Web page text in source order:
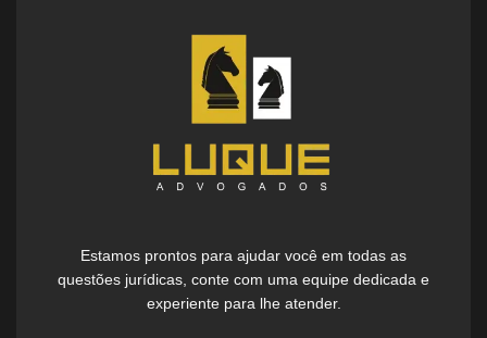
Estamos prontos para ajudar você em todas as
questões jurídicas, conte com uma equipe dedicada e
experiente para lhe atender.